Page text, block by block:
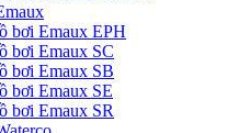
bơi Emaux EPH
bơi Emaux SC
bơi Emaux SB
bơi Emaux SE
bơi Emaux SR